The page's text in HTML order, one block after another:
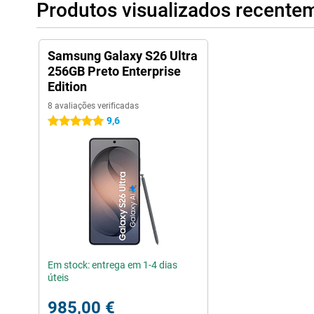
Produtos visualizados
Samsung Galaxy S26 Ultra
256GB Preto Enterprise
Edition
8 avaliações verificadas
5 estrelas 9,6
Em stock: entrega em 1-4 dias
úteis
985,00 €